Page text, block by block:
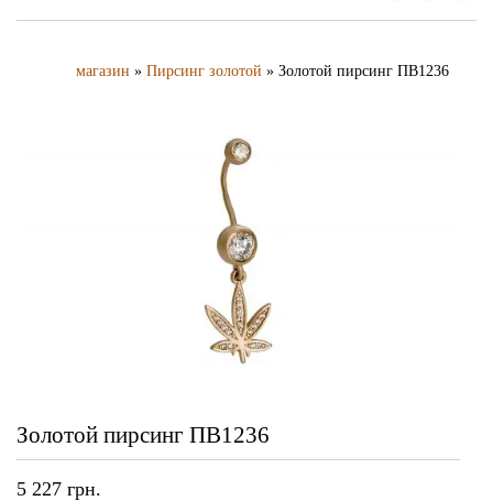
магазин » Пирсинг золотой » Золотой пирсинг ПВ1236
Золотой пирсинг ПВ1236
5 227 грн.